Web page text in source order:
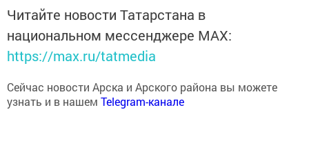
национальном мессенджере MАХ:
https://max.ru/tatmedia
Сейчас новости Арска и Арского района вы можете
узнать и в нашемTelegram-канале